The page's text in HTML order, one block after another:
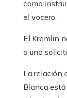
como
el vocero.
El Kremlin
a una
La relación
Blanca